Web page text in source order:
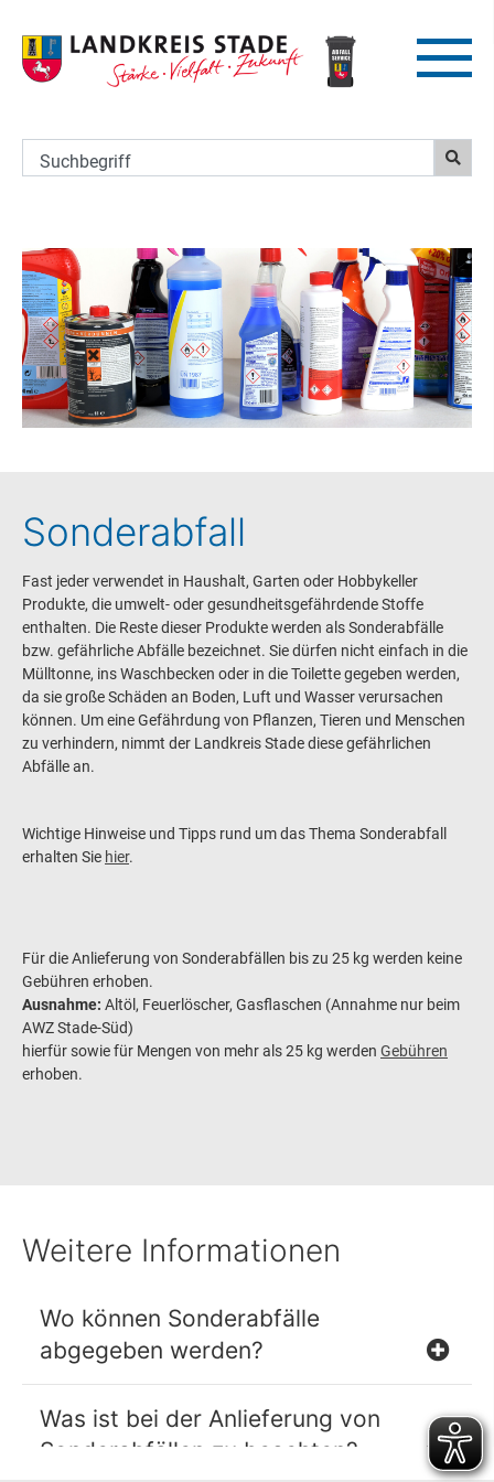
Suchbegriff
Sonderabfall
Fast jeder verwendet in Haushalt, Garten oder Hobbykeller
Produkte, die umwelt- oder gesundheitsgefährdende Stoffe
enthalten. Die Reste dieser Produkte werden als Sonderabfälle
bzw. gefährliche Abfälle bezeichnet. Sie dürfen nicht einfach in die
Mülltonne, ins Waschbecken oder in die Toilette gegeben werden,
da sie große Schäden an Boden, Luft und Wasser verursachen
können. Um eine Gefährdung von Pflanzen, Tieren und Menschen
zu verhindern, nimmt der Landkreis Stade diese gefährlichen
Abfälle an.
Wichtige Hinweise und Tipps rund um das Thema Sonderabfall
erhalten Sie hier.
Für die Anlieferung von Sonderabfällen bis zu 25 kg werden keine
Gebühren erhoben.
Ausnahme: Altöl, Feuerlöscher, Gasflaschen (Annahme nur beim
AWZ Stade-Süd)
hierfür sowie für Mengen von mehr als 25 kg werden Gebühren
erhoben.
Weitere Informationen
Wo können Sonderabfälle
abgegeben werden?
Abfallwirtschaftszentrum (AWZ)
Was ist bei der Anlieferung von
Sonderabfällen zu beachten?